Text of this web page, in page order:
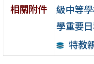
相關附件
級中等
學重要
特教